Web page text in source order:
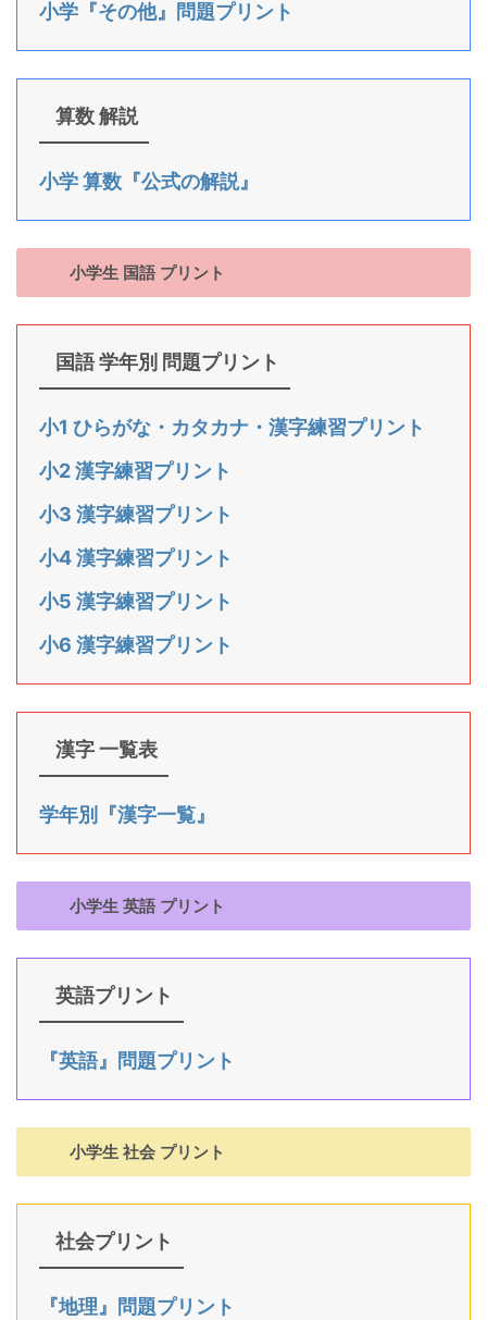
小学『その他』問題プリント
算数 解説
小学 算数『公式の解説』
小学生 国語 プリント
国語 学年別 問題プリント
小1 ひらがな・カタカナ・漢字練習プリント
小2 漢字練習プリント
小3 漢字練習プリント
小4 漢字練習プリント
小5 漢字練習プリント
小6 漢字練習プリント
漢字 一覧表
学年別『漢字一覧』
小学生 英語 プリント
英語プリント
『英語』問題プリント
小学生 社会 プリント
社会プリント
『地理』問題プリント